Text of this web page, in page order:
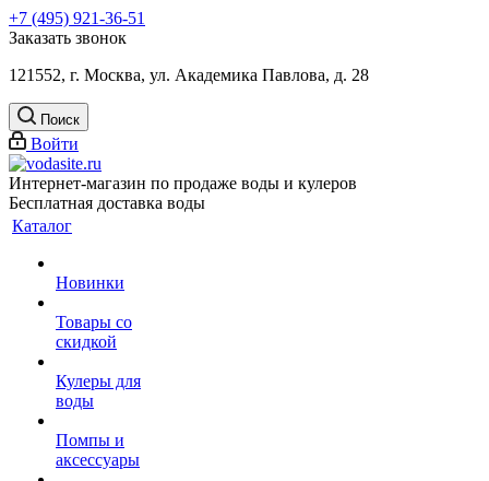
+7 (495) 921-36-51
Заказать звонок
121552, г. Москва, ул. Академика Павлова, д. 28
Поиск
Войти
Интернет-магазин по продаже воды и кулеров
Бесплатная доставка воды
Каталог
Новинки
Товары со
скидкой
Кулеры для
воды
Помпы и
аксессуары